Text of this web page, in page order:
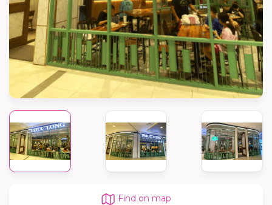
Find on map